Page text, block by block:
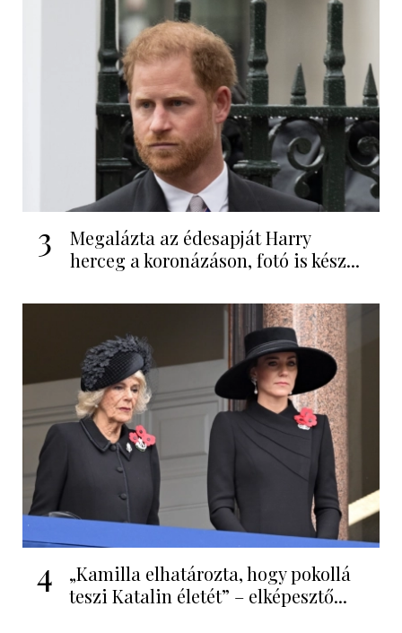
3
Megalázta az édesapját Harry
herceg a koronázáson, fotó is kész...
4
„Kamilla elhatározta, hogy pokollá
teszi Katalin életét” – elképesztő...